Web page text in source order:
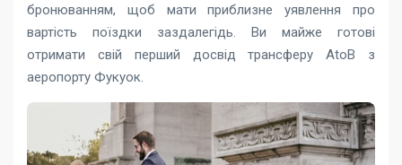
бронюванням, щоб мати приблизне уявлення про
вартість поїздки заздалегідь. Ви майже готові
отримати свій перший досвід трансферу AtoB з
аеропорту Фукуок.